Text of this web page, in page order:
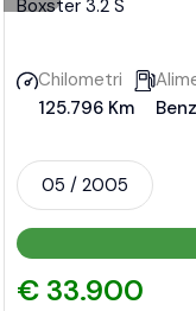
Boxster 3.2 S
Chilometri
125.796 Km
05 / 2005
€ 33.900